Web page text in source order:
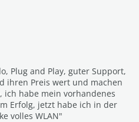
Plug and Play, guter Support,
ihren Preis wert und machen
ich habe mein vorhandenes
Erfolg, jetzt habe ich in der
volles WLAN"